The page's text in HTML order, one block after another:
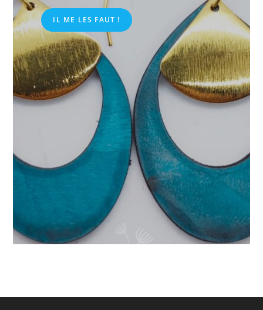
IL ME LES FAUT !